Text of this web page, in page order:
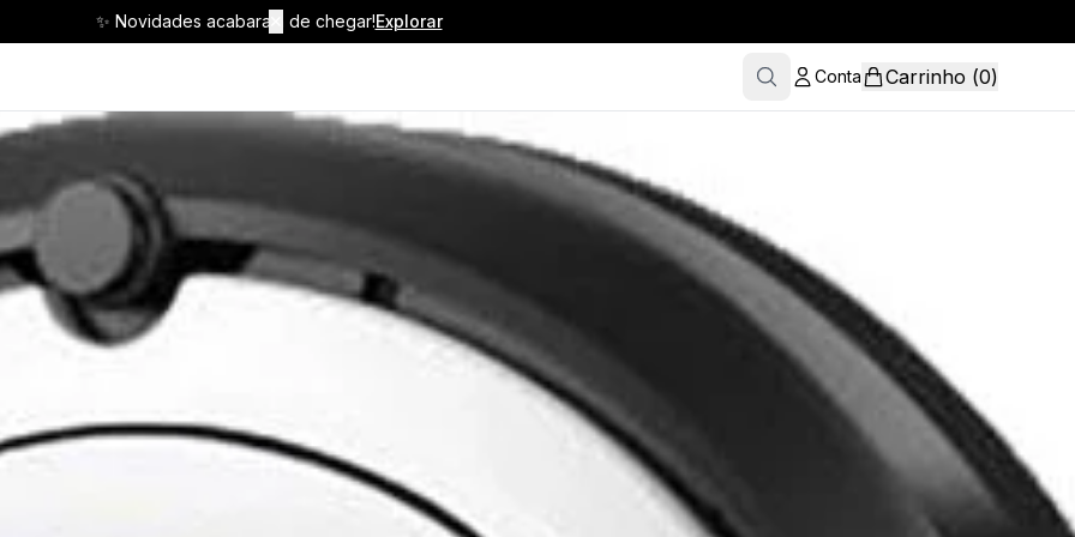
✨ Novidades acabaram de chegar!Explorar
Conta Carrinho (0)